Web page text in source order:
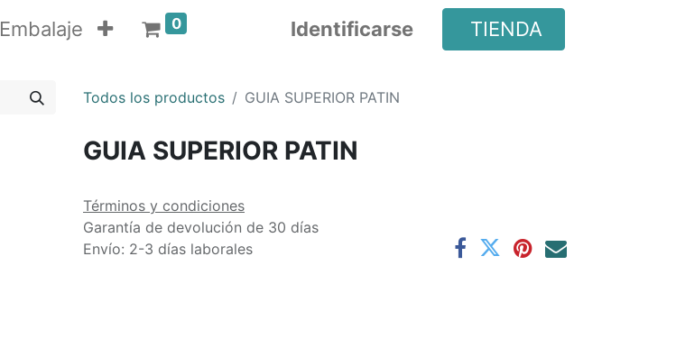
Embalaje 0 Identificarse TIENDA
Todos los productos GUIA SUPERIOR PATIN
GUIA SUPERIOR PATIN
Términos y condiciones
Garantía de devolución de 30 días
Envío: 2-3 días laborales